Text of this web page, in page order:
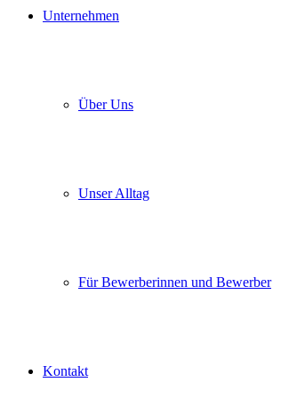
Unternehmen
Über Uns
Unser Alltag
Für Bewerberinnen und Bewerber
Kontakt